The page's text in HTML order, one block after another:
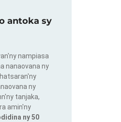
antoka sy
nampiasa
nanaovana ny
ny
tanjaka,
amin'ny
ny 50